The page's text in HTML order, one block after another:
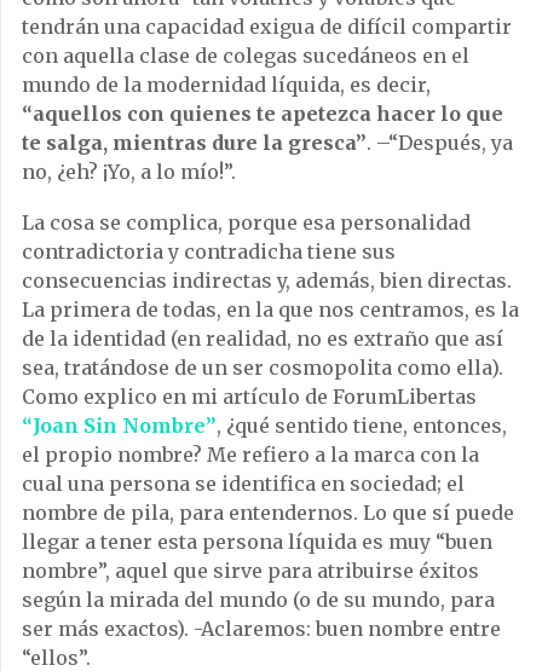
tendrán una capacidad exigua de difícil compartir
con aquella clase de colegas sucedáneos en el
mundo de la modernidad líquida, es decir,
“aquellos con quienes te apetezca hacer lo que
te salga, mientras dure la gresca”. –“Después, ya
no, ¿eh? ¡Yo, a lo mío!”.
La cosa se complica, porque esa personalidad
contradictoria y contradicha tiene sus
consecuencias indirectas y, además, bien directas.
La primera de todas, en la que nos centramos, es la
de la identidad (en realidad, no es extraño que así
sea, tratándose de un ser cosmopolita como ella).
Como explico en mi artículo de ForumLibertas
“Joan Sin Nombre”, ¿qué sentido tiene, entonces,
el propio nombre? Me refiero a la marca con la
cual una persona se identifica en sociedad; el
nombre de pila, para entendernos. Lo que sí puede
llegar a tener esta persona líquida es muy “buen
nombre”, aquel que sirve para atribuirse éxitos
según la mirada del mundo (o de su mundo, para
ser más exactos). -Aclaremos: buen nombre entre
“ellos”.